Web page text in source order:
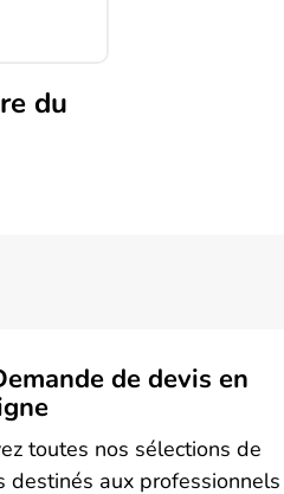
du
de devis en
toutes nos sélections de
destinés aux